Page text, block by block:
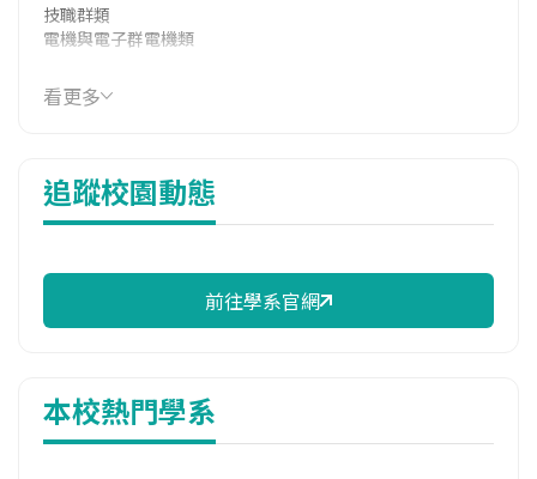
技職群類
電機與電子群電機類
114年學費
16,900 元/學期
9,100 元/學期
114年註冊率
113學年度上學期
雙主修人數
113學年度上學期
看更多
追蹤校園動態
前往學系官網
本校熱門學系